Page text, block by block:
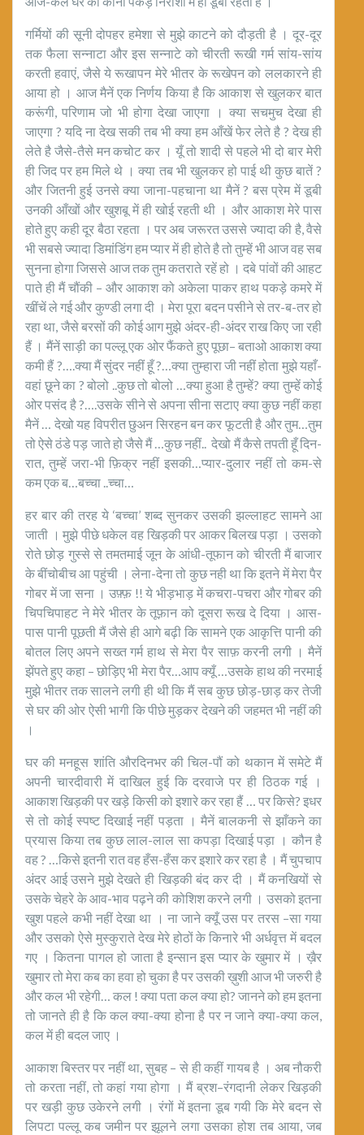
गर्मियों की सूनी दोपहर हमेशा से मुझे काटने को दौड़ती है । दूर-दूर
तक फैला सन्नाटा और इस सन्नाटे को चीरती रूखी गर्म सांय-सांय
करती हवाएं, जैसे ये रूखापन मेरे भीतर के रूखेपन को ललकारने ही
आया हो । आज मैनें एक निर्णय किया है कि आकाश से खुलकर बात
करूंगी, परिणाम जो भी होगा देखा जाएगा । क्या सचमुच देखा ही
जाएगा ? यदि ना देख सकी तब भी क्या हम आँखें फेर लेते है ? देख ही
लेते है जैसे-तैसे मन कचोट कर । यूँ तो शादी से पहले भी दो बार मेरी
ही जिद पर हम मिले थे । क्या तब भी खुलकर हो पाई थी कुछ बातें ?
और जितनी हुई उनसे क्या जाना-पहचाना था मैनें ? बस प्रेम में डूबी
उनकी आँखों और खुशबू में ही खोई रहती थी । और आकाश मेरे पास
होते हुए कही दूर बैठा रहता । पर अब जरूरत उससे ज्यादा की है, वैसे
भी सबसे ज्यादा डिमांडिंग हम प्यार में ही होते है तो तुम्हें भी आज वह सब
सुनना होगा जिससे आज तक तुम कतराते रहें हो । दबे पांवों की आहट
पाते ही मैं चौंकी – और आकाश को अकेला पाकर हाथ पकड़े कमरे में
खींचें ले गई और कुण्डी लगा दी । मेरा पूरा बदन पसीने से तर-ब-तर हो
रहा था, जैसे बरसों की कोई आग मुझे अंदर-ही-अंदर राख किए जा रही
हैं । मैंनें साड़ी का पल्लू एक ओर फैंकते हुए पूछा– बताओ आकाश क्या
कमी हैं ?….क्या मैं सुंदर नहीं हूँ ?…क्या तुम्हारा जी नहीं होता मुझे यहाँ-
वहां छूने का ? बोलो ..कुछ तो बोलो …क्या हुआ है तुम्हें? क्या तुम्हें कोई
ओर पसंद है ?….उसके सीने से अपना सीना सटाए क्या कुछ नहीं कहा
मैनें … देखो यह विपरीत छुअन सिरहन बन कर फूटती है और तुम…तुम
तो ऐसे ठंडे पड़ जाते हो जैसे मैं …कुछ नहीं.. देखो मैं कैसे तपती हूँ दिन-
रात, तुम्हें जरा-भी फ़िक्र नहीं इसकी…प्यार-दुलार नहीं तो कम-से
कम एक ब…बच्चा ..च्चा…
हर बार की तरह ये ‘बच्चा’ शब्द सुनकर उसकी झल्लाहट सामने आ
जाती । मुझे पीछे धकेल वह खिड़की पर आकर बिलख पड़ा । उसको
रोते छोड़ गुस्से से तमतमाई जून के आंधी-तूफान को चीरती मैं बाजार
के बींचोबीच आ पहुंची । लेना-देना तो कुछ नही था कि इतने में मेरा पैर
गोबर में जा सना । उफ़्फ़ !! ये भीड़भाड़ में कचरा-पचरा और गोबर की
चिपचिपाहट ने मेरे भीतर के तूफ़ान को दूसरा रूख दे दिया । आस-
पास पानी पूछती मैं जैसे ही आगे बढ़ी कि सामने एक आकृत्ति पानी की
बोतल लिए अपने सख्त गर्म हाथ से मेरा पैर साफ़ करनी लगी । मैनें
झेंपते हुए कहा – छोड़िए भी मेरा पैर…आप क्यूँ …उसके हाथ की नरमाई
मुझे भीतर तक सालने लगी ही थी कि मैं सब कुछ छोड़-छाड़ कर तेजी
से घर की ओर ऐसी भागी कि पीछे मुड़कर देखने की जहमत भी नहीं की
।
घर की मनहूस शांति औरदिनभर की चिल-पौं को थकान में समेटे मैं
अपनी चारदीवारी में दाखिल हुई कि दरवाजे पर ही ठिठक गई ।
आकाश खिड़की पर खड़े किसी को इशारे कर रहा हैं … पर किसे? इधर
से तो कोई स्पष्ट दिखाई नहीं पड़ता । मैनें बालकनी से झाँकने का
प्रयास किया तब कुछ लाल-लाल सा कपड़ा दिखाई पड़ा । कौन है
वह ? …किसे इतनी रात वह हँस-हँस कर इशारे कर रहा है । मैं चुपचाप
अंदर आई उसने मुझे देखते ही खिड़की बंद कर दी । मैं कनखियों से
उसके चेहरे के आव-भाव पढ़ने की कोशिश करने लगी । उसको इतना
खुश पहले कभी नहीं देखा था । ना जाने क्यूँ उस पर तरस –सा गया
और उसको ऐसे मुस्कुराते देख मेरे होठों के किनारे भी अर्धवृत्त में बदल
गए । कितना पागल हो जाता है इन्सान इस प्यार के खुमार में । ख़ैर
खुमार तो मेरा कब का हवा हो चुका है पर उसकी ख़ुशी आज भी जरुरी है
और कल भी रहेगी… कल ! क्या पता कल क्या हो? जानने को हम इतना
तो जानते ही है कि कल क्या-क्या होना है पर न जाने क्या-क्या कल,
कल में ही बदल जाए ।
आकाश बिस्तर पर नहीं था, सुबह – से ही कहीं गायब है । अब नौकरी
तो करता नहीं, तो कहां गया होगा । मैं ब्रश–रंगदानी लेकर खिड़की
पर खड़ी कुछ उकेरने लगी । रंगों में इतना डूब गयी कि मेरे बदन से
लिपटा पल्लू कब जमीन पर झूलने लगा उसका होश तब आया, जब